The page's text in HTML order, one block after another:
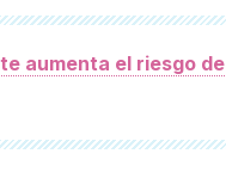
aumenta el riesgo de